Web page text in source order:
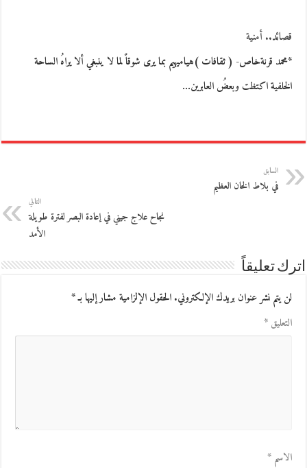
قصائد.. أمنية
*محمد قرنةخاص- ( ثقافات )هياميهيم بما يرى شوقاً لما لا ينبغي ألا يراهُ الساحة
الخلفية اكتظت وبعضُ العابرين…
السابق
في بلاط الخان العظيم
التالي
نجاح علاج جيني في إعادة البصر لفترة طويلة
الأمد
اترك تعليقاً
لن يتم نشر عنوان بريدك الإلكتروني.الحقول الإلزامية مشار إليها بـ*
التعليق*
الاسم*